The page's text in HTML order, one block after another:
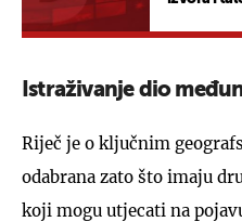
Istraživanje dio
Riječ je o ključnim
odabrana zato što imaju
koji mogu utjecati na